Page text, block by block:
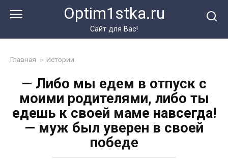
Optim1stka.ru
Сайт для Вас!
Главная » Истории
— Либо мы едем в отпуск с
моими родителями, либо ты
едешь к своей маме навсегда!
— муж был уверен в своей
победе